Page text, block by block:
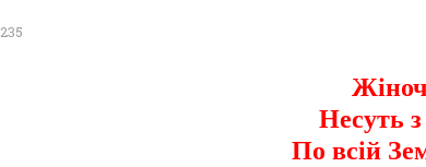
235
Несуть
По всій